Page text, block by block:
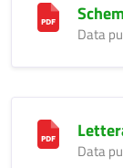
Data
Data